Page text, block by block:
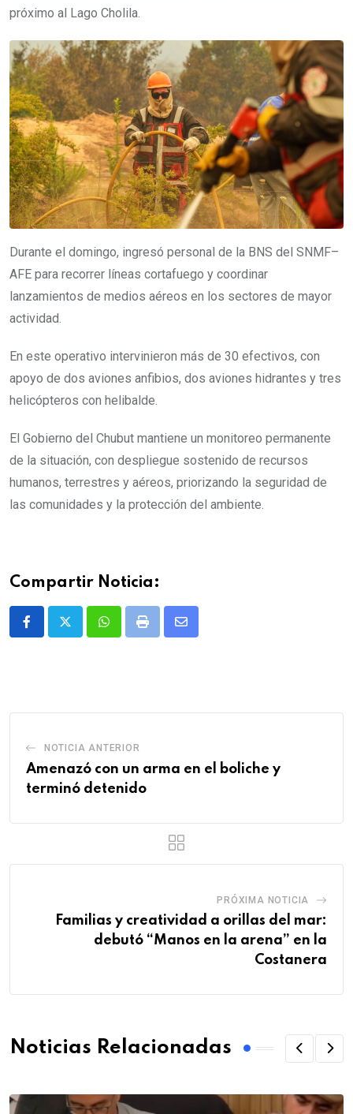
próximo al Lago Cholila.
Durante el domingo, ingresó personal de la BNS del SNMF–
AFE para recorrer líneas cortafuego y coordinar
lanzamientos de medios aéreos en los sectores de mayor
actividad.
En este operativo intervinieron más de 30 efectivos, con
apoyo de dos aviones anfibios, dos aviones hidrantes y tres
helicópteros con helibalde.
El Gobierno del Chubut mantiene un monitoreo permanente
de la situación, con despliegue sostenido de recursos
humanos, terrestres y aéreos, priorizando la seguridad de
las comunidades y la protección del ambiente.
Compartir Noticia:
WhatsappPrint
Share
NOTICIA ANTERIOR
Amenazó con un arma en el boliche y
terminó detenido
PRÓXIMA NOTICIA
Familias y creatividad a orillas del mar:
debutó “Manos en la arena” en la
Costanera
Noticias Relacionadas